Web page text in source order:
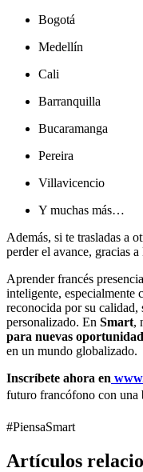
Bogotá
Medellín
Cali
Barranquilla
Bucaramanga
Pereira
Villavicencio
Y muchas más…
Además, si te trasladas a
perder el avance, gracias a
Aprender francés
inteligente, especialmente
reconocida por su calidad,
personalizado. En Smart,
para nuevas
en un mundo globalizado.
Inscríbete ahora en
futuro francófono con una
#PiensaSmart
Artículos